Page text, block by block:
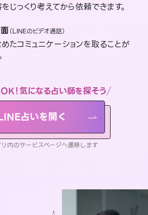
じっくり考えてから依頼できます。
（LINEのビデオ通話）
たコミュニケーションを取ることが
！気になる占い師を探そう
占いを開く
内のサービスページへ遷移します